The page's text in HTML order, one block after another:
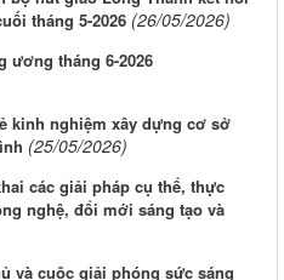
tháng 5-2026 (26/05/2026)
ương tháng 6-2026
kinh nghiệm xây dựng cơ sở
(25/05/2026)
các giải pháp cụ thể, thực
nghệ, đổi mới sáng tạo và
và cuộc giải phóng sức sáng